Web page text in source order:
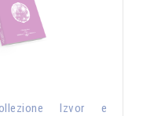
Izvor e